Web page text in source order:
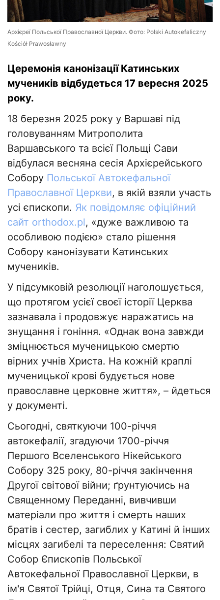
Архієреї Польської Православної Церкви. Фото: Polski Autokefaliczny
Kościół Prawosławny
Церемонія канонізації Катинських
мучеників відбудеться 17 вересня 2025
року.
18 березня 2025 року у Варшаві під
головуванням Митрополита
Варшавського та всієї Польщі Сави
відбулася весняна сесія Архієрейського
Собору Польської Автокефальної
Православної Церкви, в якій взяли участь
усі єпископи. Як повідомляє офіційний
сайт orthodox.pl, «дуже важливою та
особливою подією» стало рішення
Собору канонізувати Катинських
мучеників.
У підсумковій резолюції наголошується,
що протягом усієї своєї історії Церква
зазнавала і продовжує наражатись на
знущання і гоніння. «Однак вона завжди
зміцнюється мученицькою смертю
вірних учнів Христа. На кожній краплі
мученицької крові будується нове
православне церковне життя», – йдеться
у документі.
Сьогодні, святкуючи 100-річчя
автокефалії, згадуючи 1700-річчя
Першого Вселенського Нікейського
Собору 325 року, 80-річчя закінчення
Другої світової війни; ґрунтуючись на
Священному Переданні, вивчивши
матеріали про життя і смерть наших
братів і сестер, загиблих у Катині й інших
місцях загибелі та переселення: Святий
Собор Єпископів Польської
Автокефальної Православної Церкви, в
ім'я Святої Трійці, Отця, Сина та Святого